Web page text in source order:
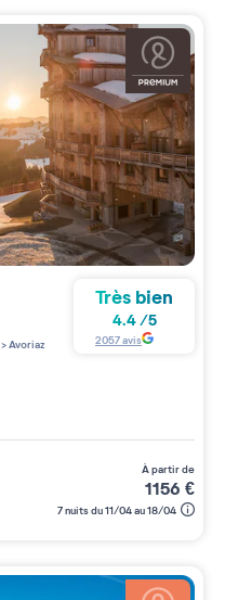
>Avoriaz
Très bien
4.4/5
2057avis
à partir de
1156 €
7 nuits du 11/04 au 18/04